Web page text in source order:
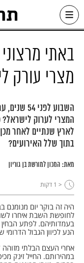
Skip
content
כל האתר
באתי
מצרי עורק
השבוע
המצרי לערוק לישראל?
בתוך שלל האירועים?
מאת: המכון למורשת בן גוריון
< 1 דקות
היה זה בוקר יום מנומנם
לחופשת השבת איחרו
בעמדותיהם. לפתע
הנע לכיוון הגבול הדרומי
אחרי העצם הבלתי מזוהה
במהירותם. החייל זינק